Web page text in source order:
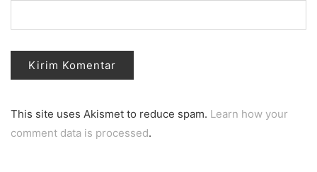
This site uses Akismet to reduce spam. Learn how your
comment data is processed.